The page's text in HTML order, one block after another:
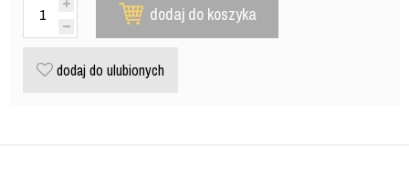
dodaj do koszyka
dodaj do ulubionych